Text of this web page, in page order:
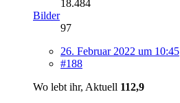
18.484
Bilder
97
26. Februar 2022 um 10:45
#188
Wo lebt ihr, Aktuell 112,9